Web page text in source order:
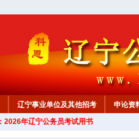
辽宁事业单位及其他招考 申论资
2026年辽宁公务员考试用书